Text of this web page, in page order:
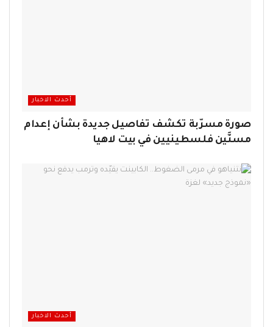
أحدث الاخبار
صورة مسرّبة تكشف تفاصيل جديدة بشأن إعدام
مسنَّين فلسطينيين في بيت لاهيا
أحدث الاخبار